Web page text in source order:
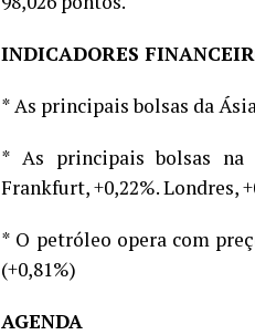
INDICADORES
* As principais bolsas da
* As principais bolsas na
Frankfurt, +0,22%. Londres,
* O petróleo opera com
(+0,81%)
AGENDA